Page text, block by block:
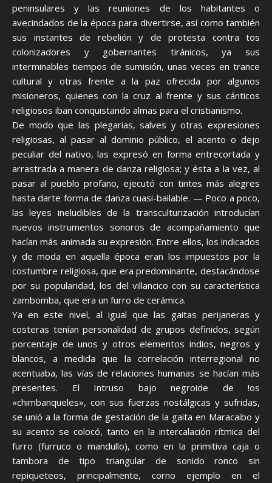
peninsulares y las reuniones de los habitantes o
avecindados de la época para divertirse, así como también
sus instantes de rebelión y de protesta contra tos
colonizadores y gobernantes tiránicos, ya sus
interminables tiempos de sumisión, unas veces en trance
cultural y otras frente a la paz ofrecida por algunos
misioneros, quienes con la cruz al frente y sus cánticos
religiosos iban conquistando almas para el cristianismo.
De modo que las plegarias, salves y otras expresiones
religiosas, al pasar al dominio público, el acento o dejo
peculiar del nativo, las expresó en forma entrecortada y
arrastrada a manera de danza religiosa; y ésta a la vez, al
pasar al pueblo profano, ejecutó con tintes más alegres
hasta darte forma de danza cuasi-bailable. — Poco a poco,
las leyes ineludibles de la transculturización introducían
nuevos instrumentos sonoros de acompañamiento que
hacían más animada su expresión. Entre ellos, los indicados
y de moda en aquella época eran los impuestos por la
costumbre religiosa, que era predominante, destacándose
por su popularidad, los del villancico con su característica
zambomba, que era un furro de cerámica.
Ya en este nivel, al igual que las gaitas perijaneras y
costeras tenían personalidad de grupos definidos, según
porcentaje de unos y otros elementos indios, negros y
blancos, a medida que la correlación interregional no
acentuaba, las vías de relaciones humanas se hacían más
presentes. El Intruso bajo negroide de !os
«chimbanqueles», con sus fuerzas nostálgicas y sufridas,
se unió a la forma de gestación de la gaita en Maracaibo y
su acento se colocó, tanto en la intercalación rítmica del
furro (furruco o mandullo), como en la primitiva caja o
tambora de tipo triangular de sonido ronco sin
repiqueteos, principalmente, corno ejemplo en el